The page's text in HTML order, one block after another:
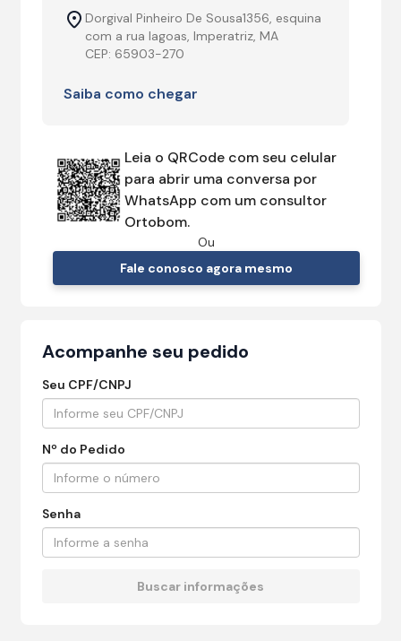
Dorgival Pinheiro De Sousa1356, esquina
com a rua lagoas, Imperatriz, MA
CEP: 65903-270
Saiba como chegar
Leia o QRCode com seu celular
para abrir uma conversa por
WhatsApp com um consultor
Ortobom.
Ou
Fale conosco agora mesmo
Acompanhe seu pedido
Seu CPF/CNPJ
Nº do Pedido
Senha